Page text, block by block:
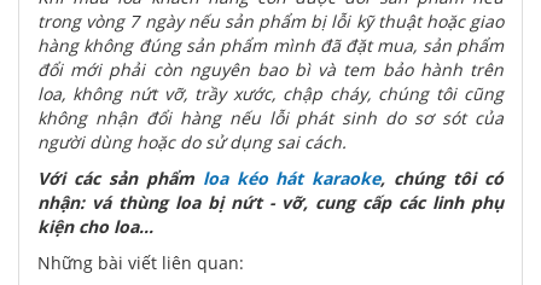
trong vòng 7 ngày nếu sản phẩm bị lỗi kỹ thuật hoặc giao
hàng không đúng sản phẩm mình đã đặt mua, sản phẩm
đổi mới phải còn nguyên bao bì và tem bảo hành trên
loa, không nứt vỡ, trầy xước, chập cháy, chúng tôi cũng
không nhận đổi hàng nếu lỗi phát sinh do sơ sót của
người dùng hoặc do sử dụng sai cách.
Với các sản phẩm loa kéo hát karaoke, chúng tôi có
nhận: vá thùng loa bị nứt - vỡ, cung cấp các linh phụ
kiện cho loa...
Những bài viết liên quan: